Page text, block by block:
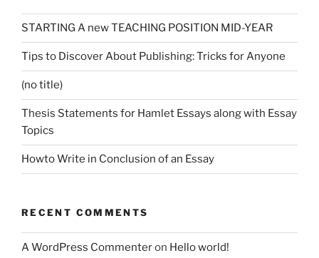
STARTING A new TEACHING POSITION MID-YEAR
Tips to Discover About Publishing: Tricks for Anyone
(no title)
Thesis Statements for Hamlet Essays along with Essay
Topics
Howto Write in Conclusion of an Essay
RECENT COMMENTS
A WordPress Commenteron Hello world!